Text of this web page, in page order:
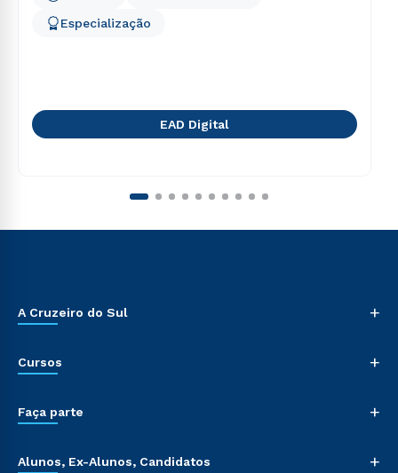
Especialização
EAD Digital
A Cruzeiro do Sul +
Cursos +
Faça parte +
Alunos, Ex-Alunos, Candidatos +